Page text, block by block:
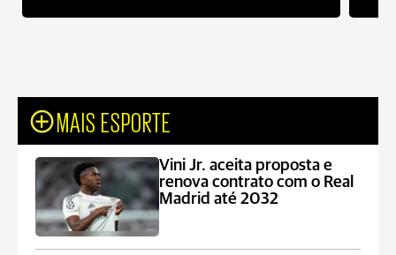
MAIS ESPORTE
Vini Jr. aceita proposta e
renova contrato com o Real
Madrid até 2032